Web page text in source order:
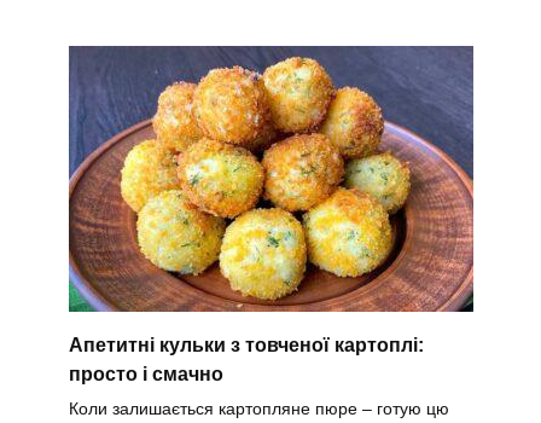
Апетитні кульки з товченої картоплі:
просто і смачно
Коли залишається картопляне пюре – готую цю